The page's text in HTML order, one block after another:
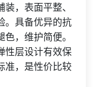
，表面平整、
。具备优异的抗
，维护简便。
性层设计有效保
准，是性价比较